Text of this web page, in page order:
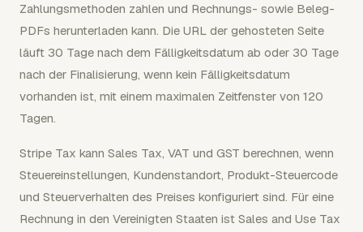
Zahlungsmethoden zahlen und Rechnungs- sowie Beleg-
PDFs herunterladen kann. Die URL der gehosteten Seite
läuft 30 Tage nach dem Fälligkeitsdatum ab oder 30 Tage
nach der Finalisierung, wenn kein Fälligkeitsdatum
vorhanden ist, mit einem maximalen Zeitfenster von 120
Tagen.
Stripe Tax kann Sales Tax, VAT und GST berechnen, wenn
Steuereinstellungen, Kundenstandort, Produkt-Steuercode
und Steuerverhalten des Preises konfiguriert sind. Für eine
Rechnung in den Vereinigten Staaten ist Sales and Use Tax